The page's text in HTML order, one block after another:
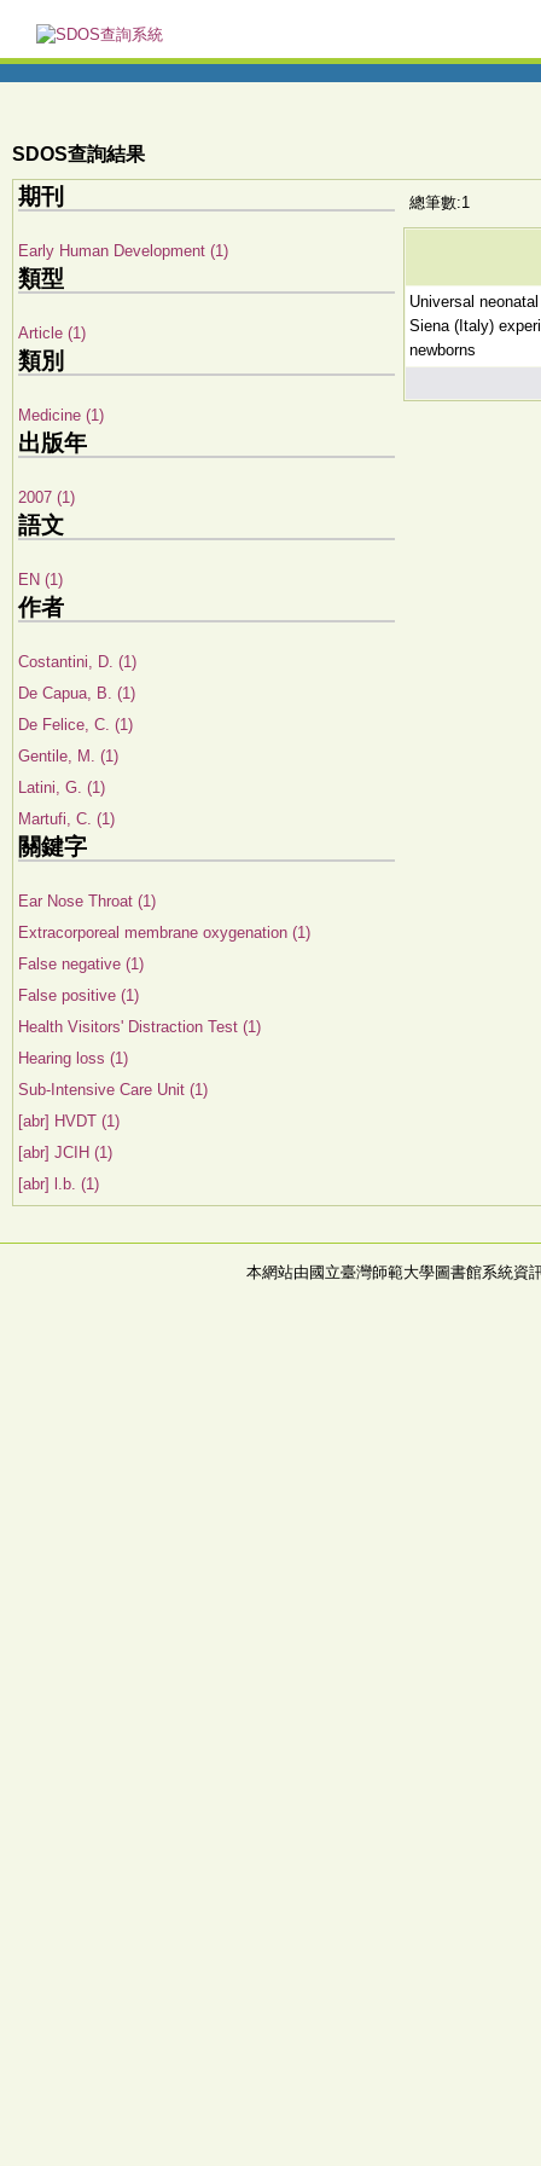
SDOS查詢結果
期刊
Early Human Development (1)
類型
Article (1)
類別
Medicine (1)
出版年
2007 (1)
語文
EN (1)
作者
Costantini, D. (1)
De Capua, B. (1)
De Felice, C. (1)
Gentile, M. (1)
Latini, G. (1)
Martufi, C. (1)
關鍵字
Ear Nose Throat (1)
Extracorporeal membrane oxygenation (1)
False negative (1)
False positive (1)
Health Visitors' Distraction Test (1)
Hearing loss (1)
Sub-Intensive Care Unit (1)
[abr] HVDT (1)
[abr] JCIH (1)
[abr] l.b. (1)
總筆數:1
Universal
Siena (Italy)
newborns
本網站由國立臺灣師範大學圖書館系統資